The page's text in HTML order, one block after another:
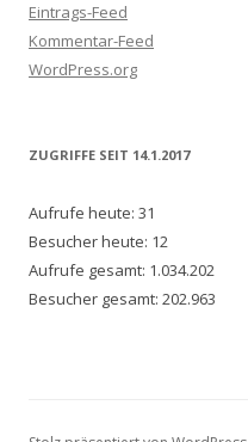
Eintrags-Feed
Kommentar-Feed
WordPress.org
ZUGRIFFE SEIT 14.1.2017
Aufrufe heute: 31
Besucher heute: 12
Aufrufe gesamt: 1.034.202
Besucher gesamt: 202.963